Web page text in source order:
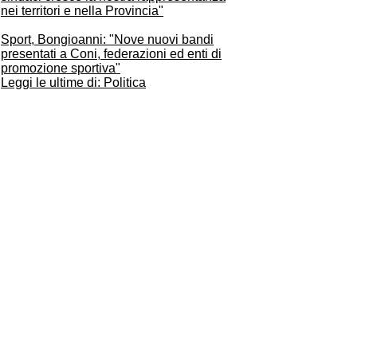
nei territori e nella Provincia"
Sport, Bongioanni: "Nove nuovi bandi
presentati a Coni, federazioni ed enti di
promozione sportiva"
Leggi le ultime di: Politica